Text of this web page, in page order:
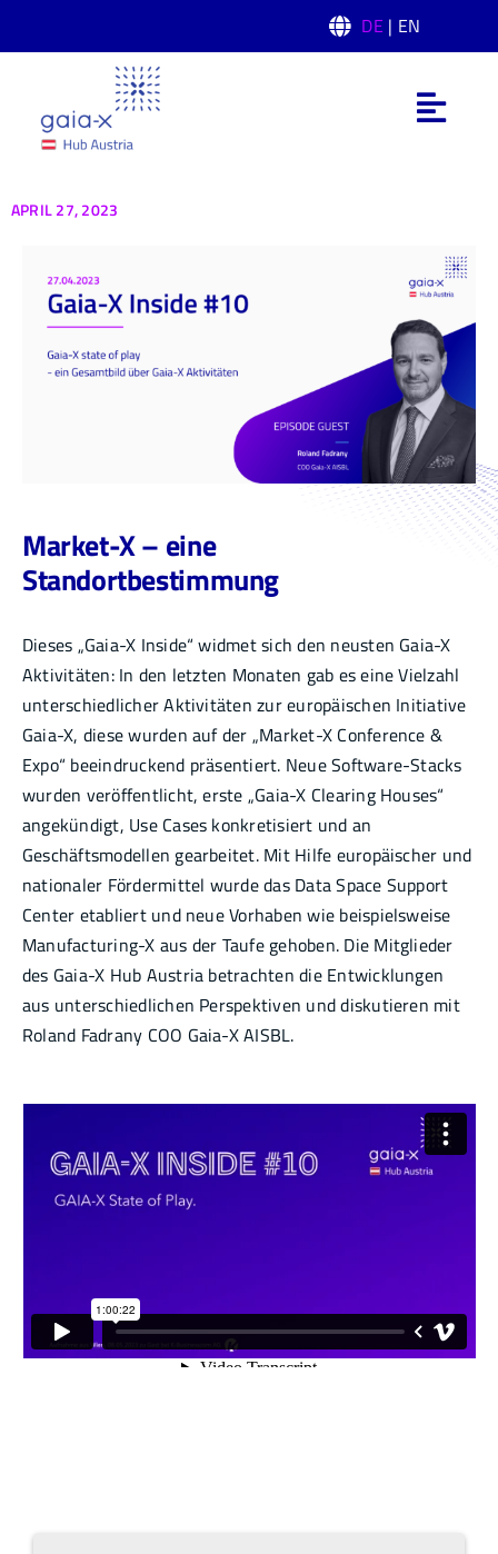
DE | EN
Domänen
Infothek
APRIL 27, 2023
Market-X – eine
Standortbestimmung
Dieses „Gaia-X Inside“ widmet sich den neusten Gaia-X
Aktivitäten: In den letzten Monaten gab es eine Vielzahl
unterschiedlicher Aktivitäten zur europäischen Initiative
Gaia-X, diese wurden auf der „Market-X Conference &
Expo“ beeindruckend präsentiert. Neue Software-Stacks
wurden veröffentlicht, erste „Gaia-X Clearing Houses“
angekündigt, Use Cases konkretisiert und an
Geschäftsmodellen gearbeitet. Mit Hilfe europäischer und
nationaler Fördermittel wurde das Data Space Support
Center etabliert und neue Vorhaben wie beispielsweise
Manufacturing-X aus der Taufe gehoben. Die Mitglieder
des Gaia-X Hub Austria betrachten die Entwicklungen
aus unterschiedlichen Perspektiven und diskutieren mit
Roland Fadrany COO Gaia-X AISBL.